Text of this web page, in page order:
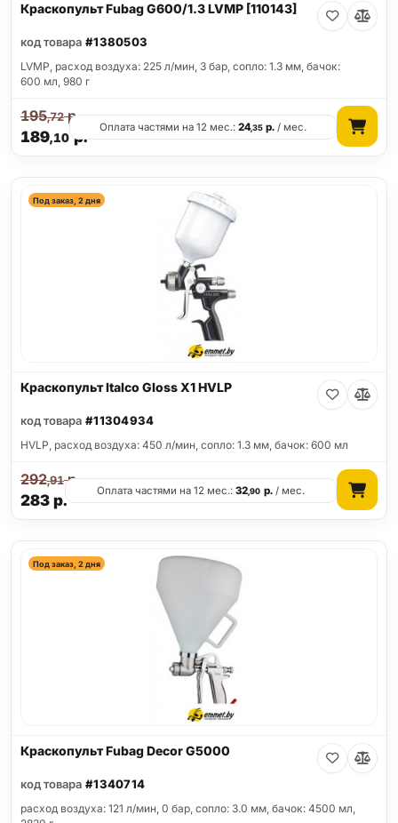
Краскопульт Fubag G600/1.3 LVMP [110143]
код товара #1380503
LVMP, расход воздуха: 225 л/мин, 3 бар, сопло: 1.3 мм, бачок:
600 мл, 980 г
189,10р.
195,72р.
Оплата частями на 12 мес.:24,35 р. / мес.
Под заказ, 2 дня
Краскопульт Italco Gloss X1 HVLP
код товара #11304934
HVLP, расход воздуха: 450 л/мин, сопло: 1.3 мм, бачок: 600 мл
283р.
292,91р.
Оплата частями на 12 мес.:32,90 р./ мес.
Под заказ, 2 дня
Краскопульт Fubag Decor G5000
код товара #1340714
расход воздуха: 121 л/мин, 0 бар, сопло: 3.0 мм, бачок: 4500 мл,